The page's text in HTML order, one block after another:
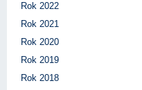
Rok 2022
Rok 2021
Rok 2020
Rok 2019
Rok 2018